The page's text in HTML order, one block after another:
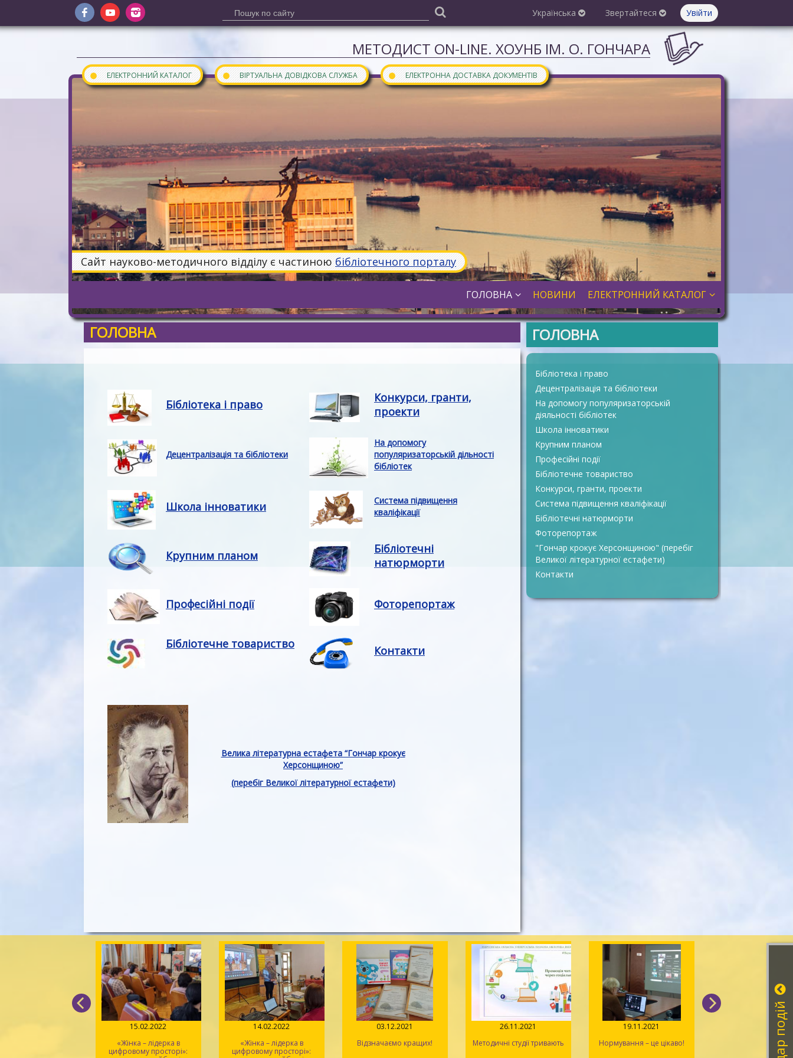
Українська Звертайтеся Увійти
МЕТОДИСТ ON-LINE. ХОУНБ ІМ. О. ГОНЧАРА
● ЕЛЕКТРОННИЙ КАТАЛОГ ● ВІРТУАЛЬНА ДОВІДКОВА СЛУЖБА ● ЕЛЕКТРОННА ДОСТАВКА ДОКУМЕНТІВ
Сайт науково-методичного відділу є частиною бібліотечного порталу
ГОЛОВНА НОВИНИ ЕЛЕКТРОННИЙ КАТАЛОГ
ГОЛОВНА
Бібліотека і право
Децентралізація та бібліотеки
На допомогу популяризаторській
діяльності бібліотек
Школа інноватики
Крупним планом
Професійні події
Бібліотечне товариство
Конкурси, гранти, проекти
Система підвищення кваліфікації
Бібліотечні натюрморти
Фоторепортаж
"Гончар крокує Херсонщиною" (перебіг
Великої літературної естафети)
Контакти
ГОЛОВНА
Бібліотека і право
Конкурси, гранти,
проекти
Децентралізація та бібліотеки
На допомогу
популяризаторській дільності
бібліотек
Школа інноватики
Система підвищення
кваліфікації
Крупним планом
Бібліотечні
натюрморти
Професійні події Фоторепортаж
Бібліотечне товариство Контакти
Велика літературна естафета “Гончар крокує
Херсонщиною”
(перебіг Великої літературної естафети)
15.02.2022
«Жінка – лідерка в
цифровому просторі»:
14.02.2022
«Жінка – лідерка в
цифровому просторі»:
03.12.2021
Відзначаємо кращих!
26.11.2021
Методичні студії тривають
19.11.2021
Нормування – це цікаво!
11.11.2021
На порядку
планування на